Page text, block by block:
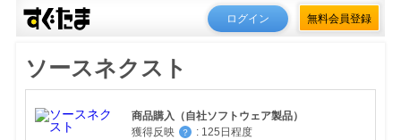
ログイン 無料会員登録
ソースネクスト
商品購入（自社ソフトウェア製品）
獲得反映
？ : 125日程度